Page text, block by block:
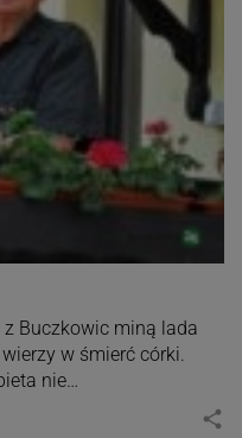
Buczkowic miną lada
w śmierć córki.
nie…
share